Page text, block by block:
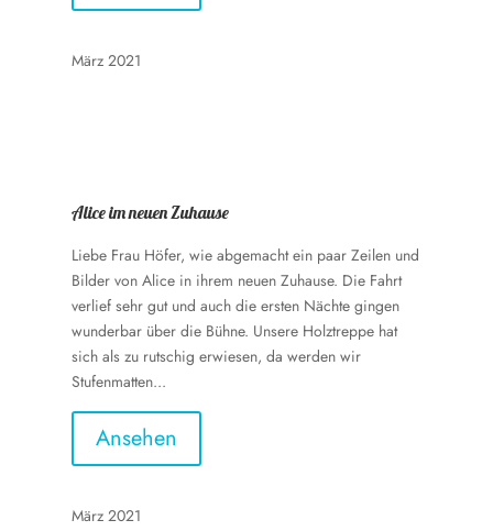
März 2021
Alice im neuen Zuhause
Liebe Frau Höfer, wie abgemacht ein paar Zeilen und
Bilder von Alice in ihrem neuen Zuhause. Die Fahrt
verlief sehr gut und auch die ersten Nächte gingen
wunderbar über die Bühne. Unsere Holztreppe hat
sich als zu rutschig erwiesen, da werden wir
Stufenmatten...
Ansehen
März 2021